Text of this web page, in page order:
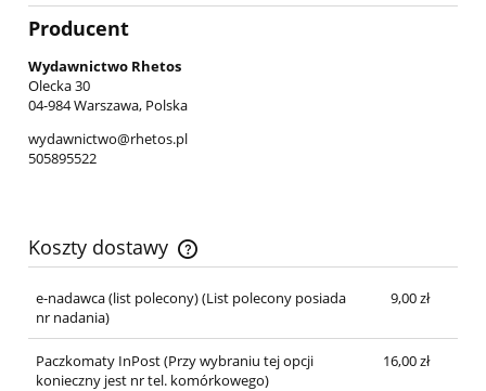
Producent
Wydawnictwo Rhetos
Olecka 30
04-984 Warszawa, Polska
wydawnictwo@rhetos.pl
505895522
Koszty dostawy
Cena nie zawiera ewentualnych kosztów płatności
e-nadawca (list polecony)(List polecony posiada
nr nadania)
9,00 zł
Paczkomaty InPost(Przy wybraniu tej opcji
konieczny jest nr tel. komórkowego)
16,00 zł